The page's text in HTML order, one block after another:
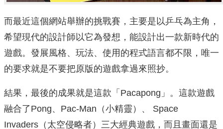
而最近這個網站舉辦的挑戰賽，主要是以乒乓為主角，
希望現代的設計師以它為發想，能設計出一款新時代的
遊戲。發展風格、玩法、使用的程式語言都不限，唯一
的要求就是不要把原版的遊戲拿過來照抄。
結果，最後的成果就是這款「Pacapong」。這款遊戲
融合了Pong、Pac-Man（小精靈）、 Space
Invaders（太空侵略者）三大經典遊戲，而且畫面還是